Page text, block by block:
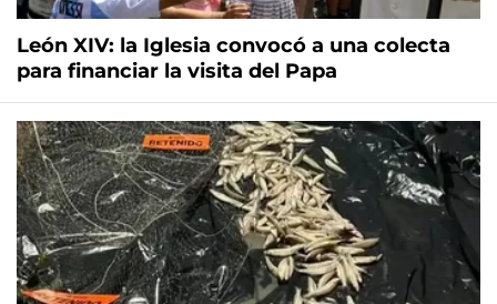
León XIV: la Iglesia convocó a una colecta
para financiar la visita del Papa